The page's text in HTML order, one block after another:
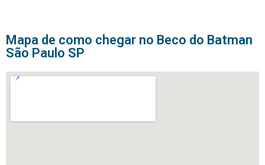
Mapa de como chegar no Beco do Batman
São Paulo SP